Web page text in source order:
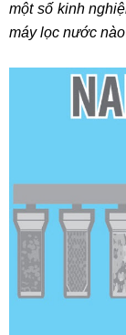
một số kinh
máy lọc nước